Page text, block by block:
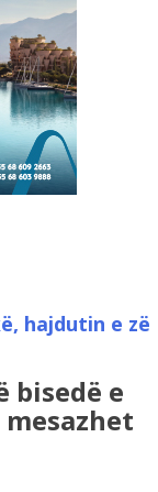
hajdutin e zë
bisedë e